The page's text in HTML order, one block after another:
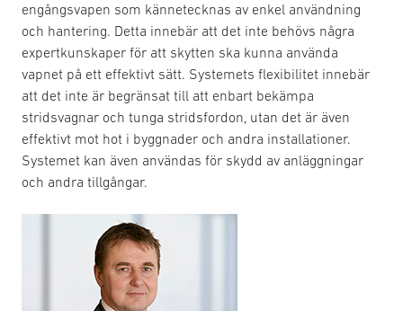
engångsvapen som kännetecknas av enkel användning
och hantering. Detta innebär att det inte behövs några
expertkunskaper för att skytten ska kunna använda
vapnet på ett effektivt sätt. Systemets flexibilitet innebär
att det inte är begränsat till att enbart bekämpa
stridsvagnar och tunga stridsfordon, utan det är även
effektivt mot hot i byggnader och andra installationer.
Systemet kan även användas för skydd av anläggningar
och andra tillgångar.